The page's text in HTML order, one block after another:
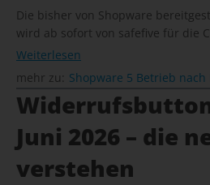
Die bisher von Shopware
wird ab sofort von safefive für die
Weiterlesen
mehr zu: Shopware 5 Betrieb nach
Juni 2026 – die
verstehen